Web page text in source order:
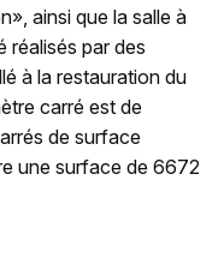
ainsi que la salle à
réalisés par des
à la restauration du
carré est de
de surface
une surface de 6672